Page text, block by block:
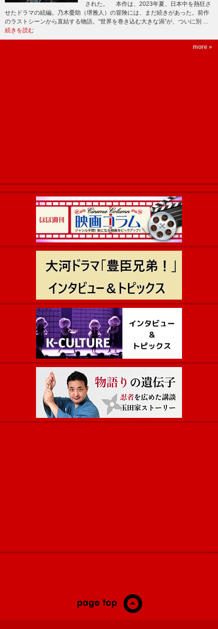
された。 本作は、2023年夏、日本中を熱狂さ
せたドラマの続編。乃木憂助（堺雅人）の冒険には、まだ続きがあった。前作
のラストシーンから直結する物語。“世界を巻き込む大きな渦”が、ついに別 …
続きを読む
more »